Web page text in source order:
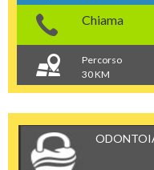
Chiama
Percorso
30 KM